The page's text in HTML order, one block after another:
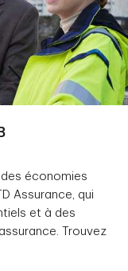
économies
Assurance, qui
et à des
Trouvez